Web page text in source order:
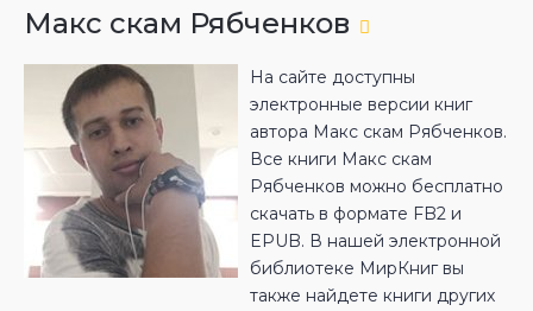
Макс скам Рябченков
На сайте доступны
электронные версии книг
автора Макс скам Рябченков.
Все книги Макс скам
Рябченков можно бесплатно
скачать в формате FB2 и
EPUB. В нашей электронной
библиотеке МирКниг вы
также найдете книги других